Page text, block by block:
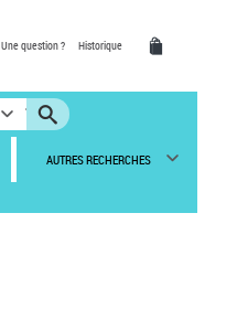
Une question ? Historique
AUTRES RECHERCHES